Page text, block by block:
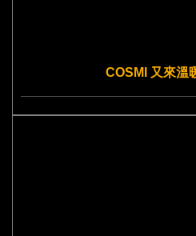
COSMI 又來溫